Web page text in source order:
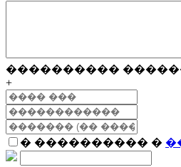
����������
+
� ���������� �